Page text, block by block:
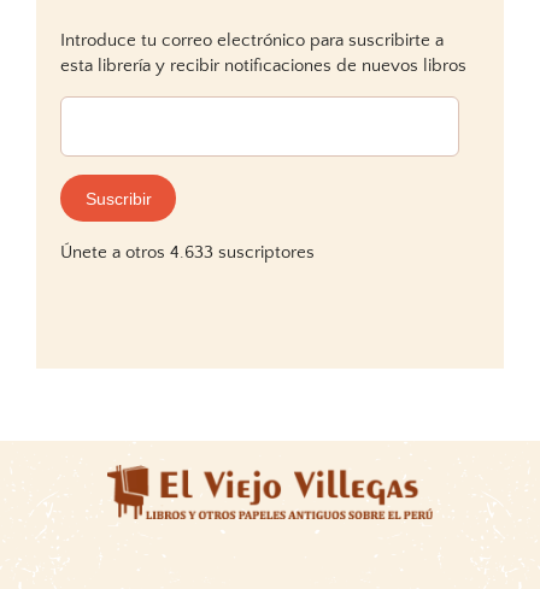
Introduce tu correo electrónico para suscribirte a
esta librería y recibir notificaciones de nuevos libros
Dirección
correo
electrónico:
Suscribir
Únete a otros 4.633 suscriptores